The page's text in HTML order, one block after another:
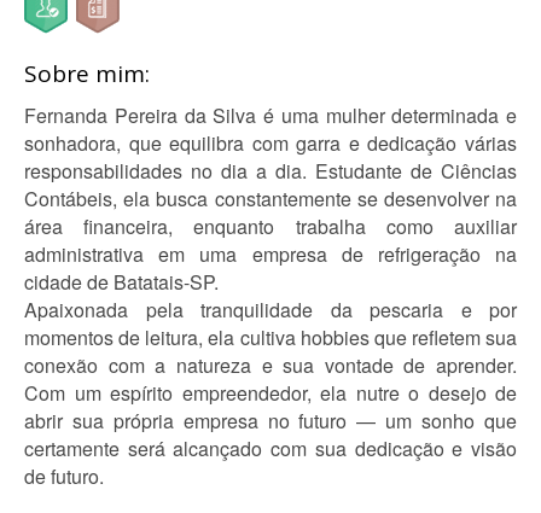
Sobre mim:
Fernanda Pereira da Silva é uma mulher determinada e
sonhadora, que equilibra com garra e dedicação várias
responsabilidades no dia a dia. Estudante de Ciências
Contábeis, ela busca constantemente se desenvolver na
área financeira, enquanto trabalha como auxiliar
administrativa em uma empresa de refrigeração na
cidade de Batatais-SP.
Apaixonada pela tranquilidade da pescaria e por
momentos de leitura, ela cultiva hobbies que refletem sua
conexão com a natureza e sua vontade de aprender.
Com um espírito empreendedor, ela nutre o desejo de
abrir sua própria empresa no futuro — um sonho que
certamente será alcançado com sua dedicação e visão
de futuro.